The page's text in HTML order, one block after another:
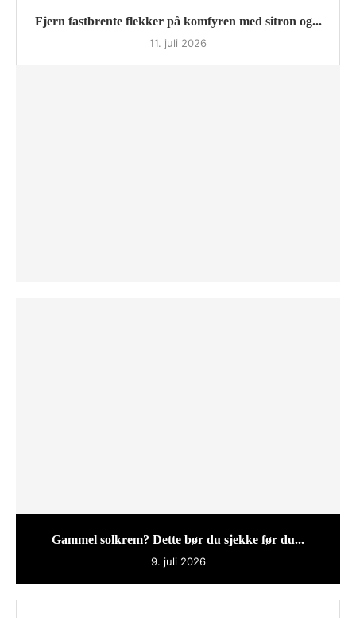
Fjern fastbrente flekker på komfyren med sitron og...
11. juli 2026
Gammel solkrem? Dette bør du sjekke før du...
9. juli 2026